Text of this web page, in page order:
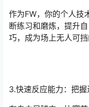
作为FW，你的个人技
断练习和磨炼，提升
巧，成为场上无人可挡
3.快速反应能力：把